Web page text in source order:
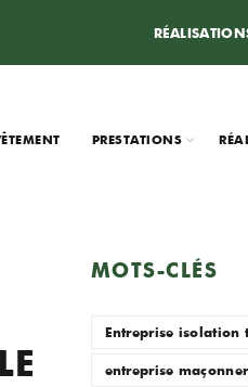
PRESTATIONS
MOTS-CLÉS
Entreprise isolation
entreprise